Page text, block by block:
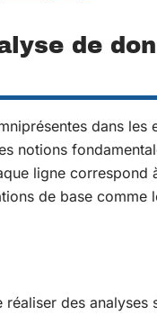
de
dans les
notions
ligne correspond
de base comme
réaliser des